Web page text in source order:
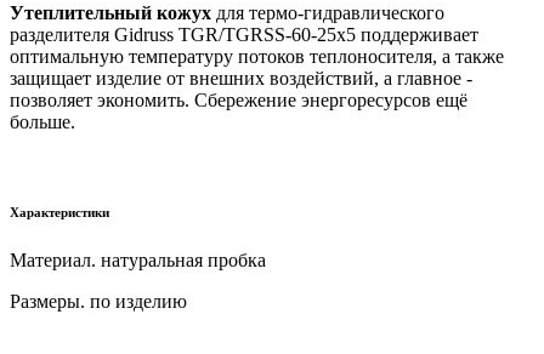
Утеплительный кожух для термо-гидравлического
разделителя Gidruss TGR/TGRSS-60-25x5 поддерживает
оптимальную температуру потоков теплоносителя, а также
защищает изделие от внешних воздействий, а главное -
позволяет экономить. Сбережение энергоресурсов ещё
больше.
Характеристики
Материал. натуральная пробка
Размеры. по изделию